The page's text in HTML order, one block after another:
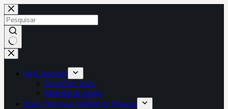
Pular
para
o
conteúdo
Sem
resultados
(re)Conexões
Inscrições 2026
Material de Apoio
Plano Nacional Setorial de Museus